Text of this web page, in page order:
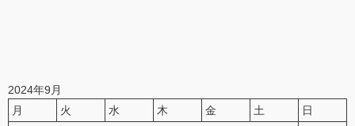
2024年9月
月
火 水 木 金 土
日